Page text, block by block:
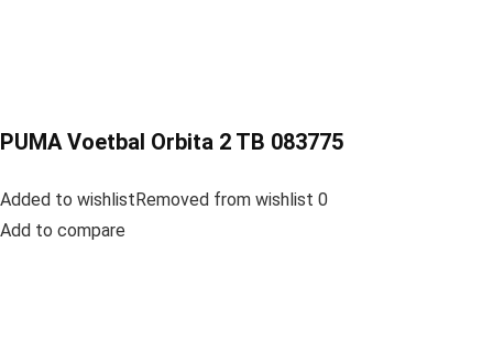
PUMA Voetbal Orbita 2 TB 083775
Added to wishlistRemoved from wishlist 0
Add to compare